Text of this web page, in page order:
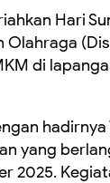
Hari
Olahraga
di
hadirnya
yang
2025.